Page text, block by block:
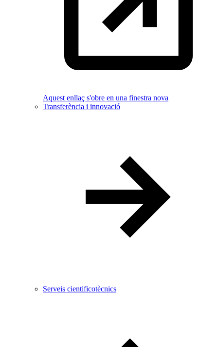
Aquest enllaç s'obre en una finestra nova
Transferència i innovació
Serveis cientificotècnics